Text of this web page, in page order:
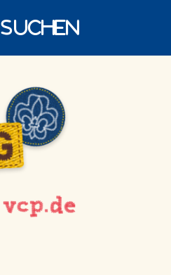
Suchen